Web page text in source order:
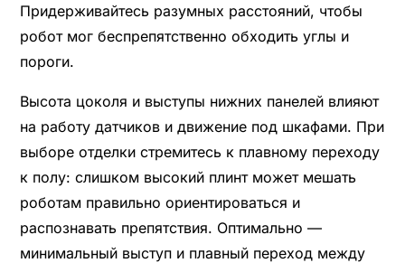
Придерживайтесь разумных расстояний, чтобы
робот мог беспрепятственно обходить углы и
пороги.
Высота цоколя и выступы нижних панелей влияют
на работу датчиков и движение под шкафами. При
выборе отделки стремитесь к плавному переходу
к полу: слишком высокий плинт может мешать
роботам правильно ориентироваться и
распознавать препятствия. Оптимально —
минимальный выступ и плавный переход между